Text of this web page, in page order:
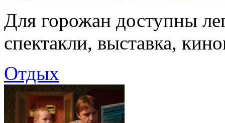
Для горожан доступны
спектакли, выставка,
Отдых